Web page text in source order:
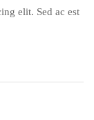
elit. Sed ac est